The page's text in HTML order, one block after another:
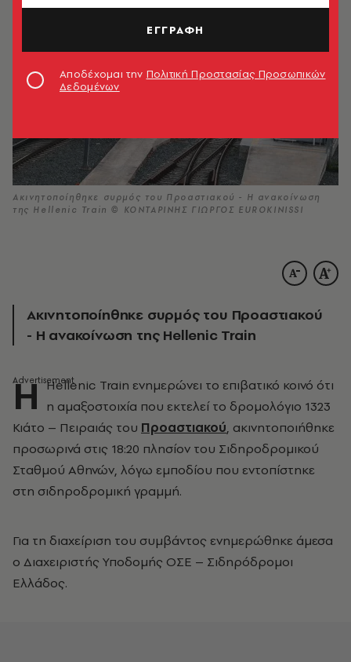
Ακινητοποίηθηκε συρμός του Προαστιακού - Η ανακοίνωση
της Hellenic Train © ΚΟΝΤΑΡΙΝΗΣ ΓΙΩΡΓΟΣ EUROKINISSI
Ακινητοποίηθηκε συρμός του Προαστιακού
- Η ανακοίνωση της Hellenic Train
Η Hellenic Train ενημερώνει το επιβατικό κοινό ότι
η αμαξοστοιχία που εκτελεί το δρομολόγιο 1323
Κιάτο – Πειραιάς του Προαστιακού, ακινητοποιήθηκε
προσωρινά στις 18:20 πλησίον του Σιδηροδρομικού
Σταθμού Αθηνών, λόγω εμποδίου που εντοπίστηκε
στη σιδηροδρομική γραμμή.
Για τη διαχείριση του συμβάντος ενημερώθηκε άμεσα
ο Διαχειριστής Υποδομής ΟΣΕ – Σιδηρόδρομοι
Ελλάδος.
ΕΓΓΡΑΦΗ
Αποδέχομαι την Πολιτική Προστασίας Προσωπικών
Δεδομένων